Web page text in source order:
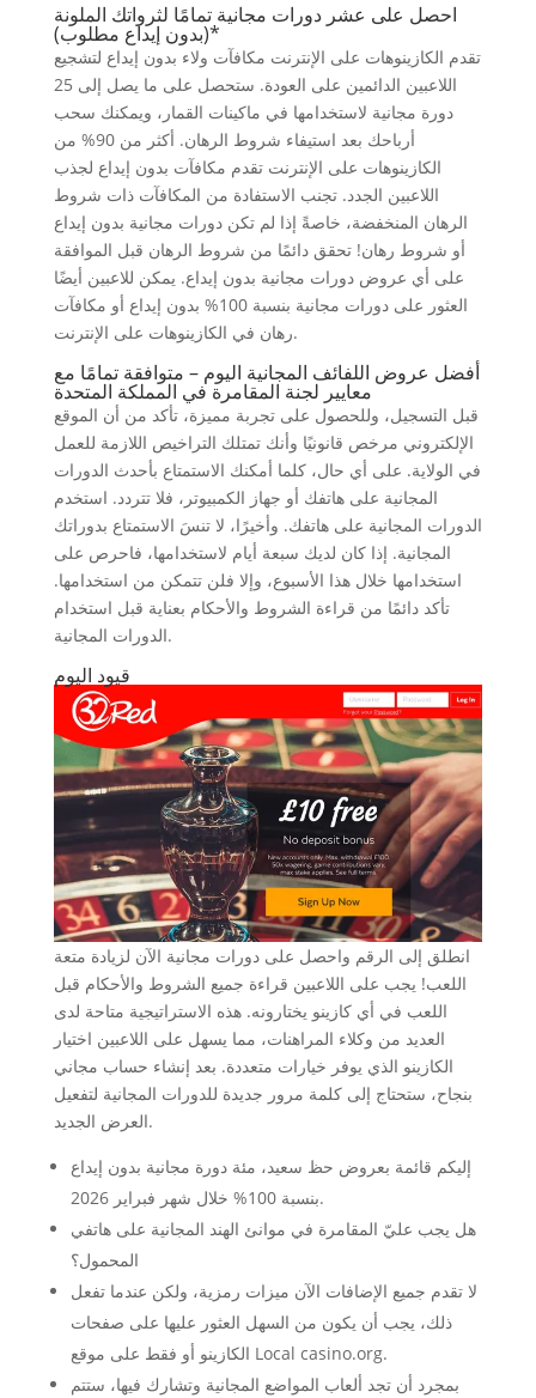
احصل على عشر دورات مجانية تمامًا لثرواتك الملونة
(بدون إيداع مطلوب)*
تقدم الكازينوهات على الإنترنت مكافآت ولاء بدون إيداع لتشجيع
اللاعبين الدائمين على العودة. ستحصل على ما يصل إلى 25
دورة مجانية لاستخدامها في ماكينات القمار، ويمكنك سحب
أرباحك بعد استيفاء شروط الرهان. أكثر من 90% من
الكازينوهات على الإنترنت تقدم مكافآت بدون إيداع لجذب
اللاعبين الجدد. تجنب الاستفادة من المكافآت ذات شروط
الرهان المنخفضة، خاصةً إذا لم تكن دورات مجانية بدون إيداع
أو شروط رهان! تحقق دائمًا من شروط الرهان قبل الموافقة
على أي عروض دورات مجانية بدون إيداع. يمكن للاعبين أيضًا
العثور على دورات مجانية بنسبة 100% بدون إيداع أو مكافآت
رهان في الكازينوهات على الإنترنت.
أفضل عروض اللفائف المجانية اليوم – متوافقة تمامًا مع
معايير لجنة المقامرة في المملكة المتحدة
قبل التسجيل، وللحصول على تجربة مميزة، تأكد من أن الموقع
الإلكتروني مرخص قانونيًا وأنك تمتلك التراخيص اللازمة للعمل
في الولاية. على أي حال، كلما أمكنك الاستمتاع بأحدث الدورات
المجانية على هاتفك أو جهاز الكمبيوتر، فلا تتردد. استخدم
الدورات المجانية على هاتفك. وأخيرًا، لا تنسَ الاستمتاع بدوراتك
المجانية. إذا كان لديك سبعة أيام لاستخدامها، فاحرص على
استخدامها خلال هذا الأسبوع، وإلا فلن تتمكن من استخدامها.
تأكد دائمًا من قراءة الشروط والأحكام بعناية قبل استخدام
الدورات المجانية.
قيود اليوم
انطلق إلى الرقم واحصل على دورات مجانية الآن لزيادة متعة
اللعب! يجب على اللاعبين قراءة جميع الشروط والأحكام قبل
اللعب في أي كازينو يختارونه. هذه الاستراتيجية متاحة لدى
العديد من وكلاء المراهنات، مما يسهل على اللاعبين اختيار
الكازينو الذي يوفر خيارات متعددة. بعد إنشاء حساب مجاني
بنجاح، ستحتاج إلى كلمة مرور جديدة للدورات المجانية لتفعيل
العرض الجديد.
إليكم قائمة بعروض حظ سعيد، مئة دورة مجانية بدون إيداع
بنسبة 100% خلال شهر فبراير 2026.
هل يجب عليّ المقامرة في موانئ الهند المجانية على هاتفي
المحمول؟
لا تقدم جميع الإضافات الآن ميزات رمزية، ولكن عندما تفعل
ذلك، يجب أن يكون من السهل العثور عليها على صفحات
الكازينو أو فقط على موقع Local casino.org.
بمجرد أن تجد ألعاب المواضع المجانية وتشارك فيها، ستتم